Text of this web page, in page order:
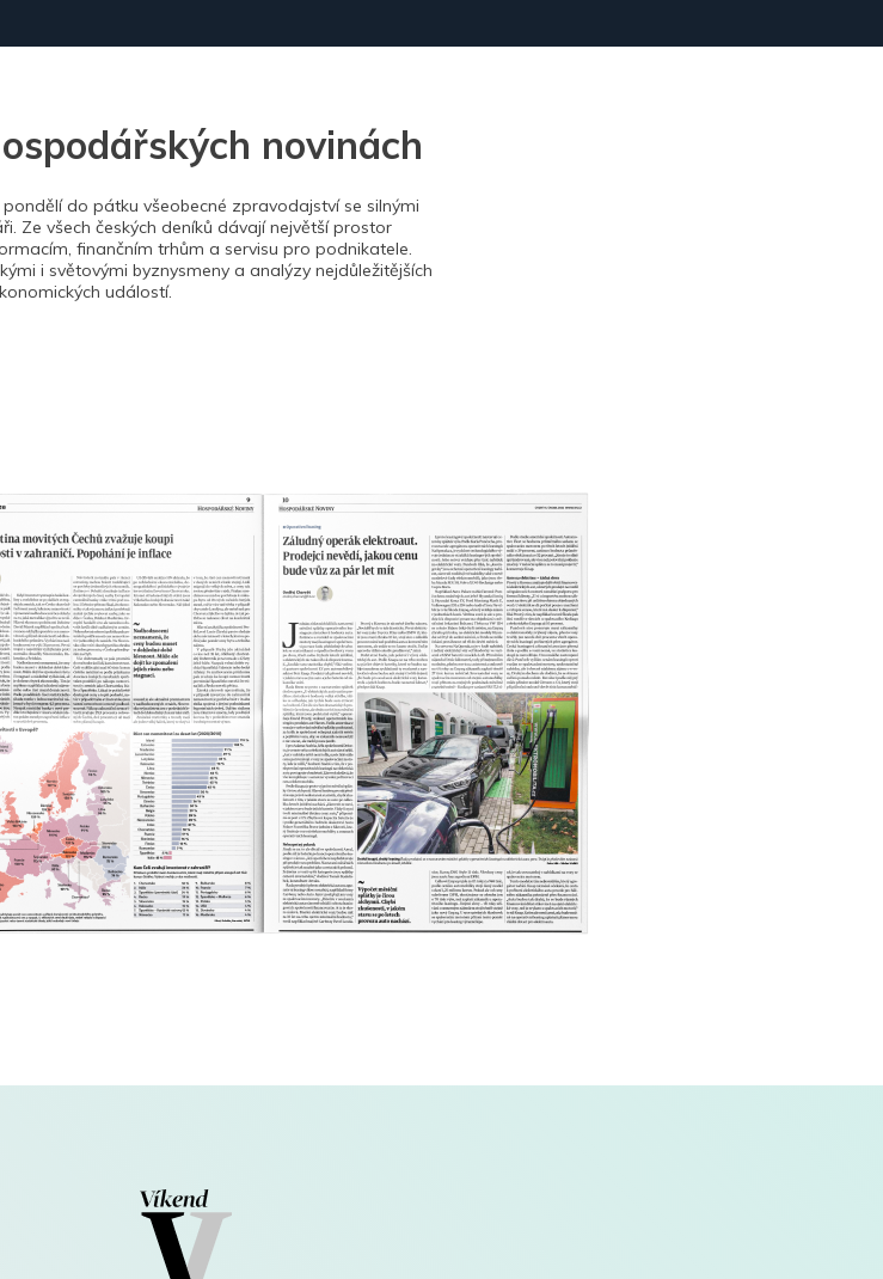
novinách
do pátku všeobecné zpravodajství se silnými
Ze všech českých deníků dávají největší prostor
finančním trhům a servisu pro podnikatele.
i světovými byznysmeny a analýzy nejdůležitějších
událostí.